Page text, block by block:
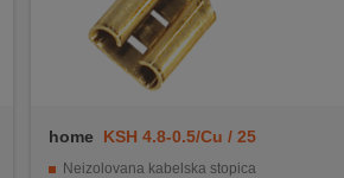
home KSH 4.8-0.5/Cu / 25
Neizolovana kabelska stopica